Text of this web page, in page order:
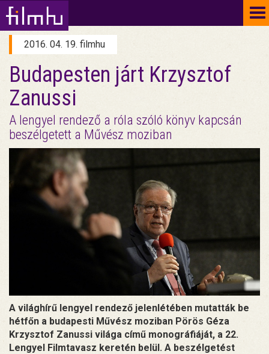
2016. 04. 19. filmhu
Budapesten járt Krzysztof
Zanussi
A lengyel rendező a róla szóló könyv kapcsán
beszélgetett a Művész moziban
A világhírű lengyel rendező jelenlétében mutatták be
hétfőn a budapesti Művész moziban Pörös Géza
Krzysztof Zanussi világa című monográfiáját, a 22.
Lengyel Filmtavasz keretén belül. A beszélgetést